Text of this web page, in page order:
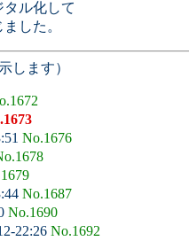
ル化して
した。
します）
No.1676
No.1687
No.1690
22:26 No.1692